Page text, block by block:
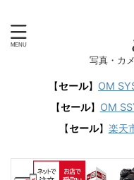
写真・カ
【セール】 OM
【セール】 OM
【セール】 楽天